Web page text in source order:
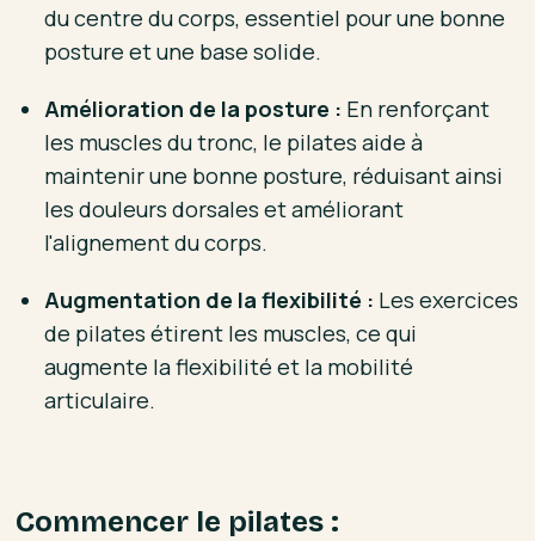
du centre du corps, essentiel pour une bonne
posture et une base solide.
Amélioration de la posture : En renforçant
les muscles du tronc, le pilates aide à
maintenir une bonne posture, réduisant ainsi
les douleurs dorsales et améliorant
l'alignement du corps.
Augmentation de la flexibilité : Les exercices
de pilates étirent les muscles, ce qui
augmente la flexibilité et la mobilité
articulaire.
Commencer le pilates :